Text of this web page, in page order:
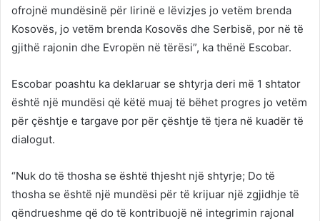
ofrojnë mundësinë për lirinë e lëvizjes jo vetëm brenda
Kosovës, jo vetëm brenda Kosovës dhe Serbisë, por në të
gjithë rajonin dhe Evropën në tërësi”, ka thënë Escobar.
Escobar poashtu ka deklaruar se shtyrja deri më 1 shtator
është një mundësi që këtë muaj të bëhet progres jo vetëm
për çështje e targave por për çështje të tjera në kuadër të
dialogut.
“Nuk do të thosha se është thjesht një shtyrje; Do të
thosha se është një mundësi për të krijuar një zgjidhje të
qëndrueshme që do të kontribuojë në integrimin rajonal